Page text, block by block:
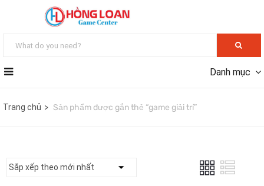
Danh mục
Trang chủ Sản phẩm được gắn thẻ “game giải trí”